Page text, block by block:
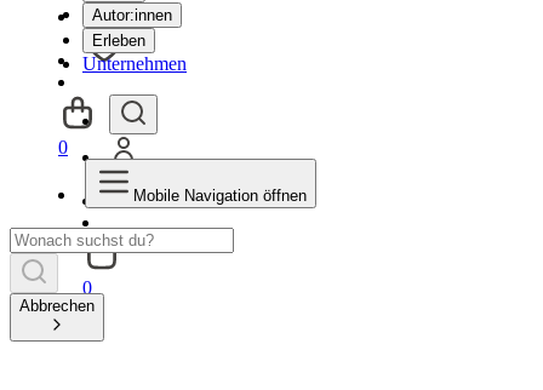
Autor:innen
Erleben
Unternehmen
0
0
Mobile Navigation öffnen
Abbrechen